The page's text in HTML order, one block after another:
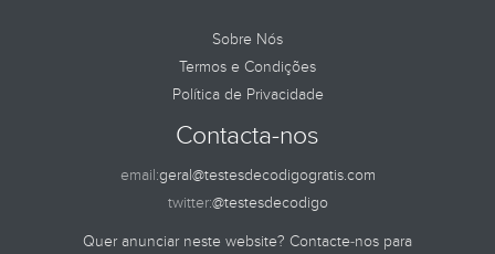
Sobre Nós
Termos e Condições
Política de Privacidade
Contacta-nos
email:geral@testesdecodigogratis.com
twitter:@testesdecodigo
Quer anunciar neste website? Contacte-nos para